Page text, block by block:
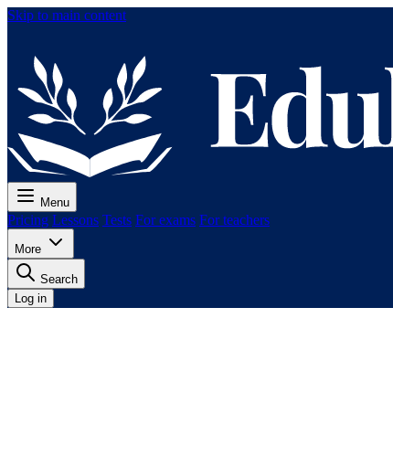
Skip to main content
Menu
Pricing Lessons Tests For exams For teachers
More
Search
Log in